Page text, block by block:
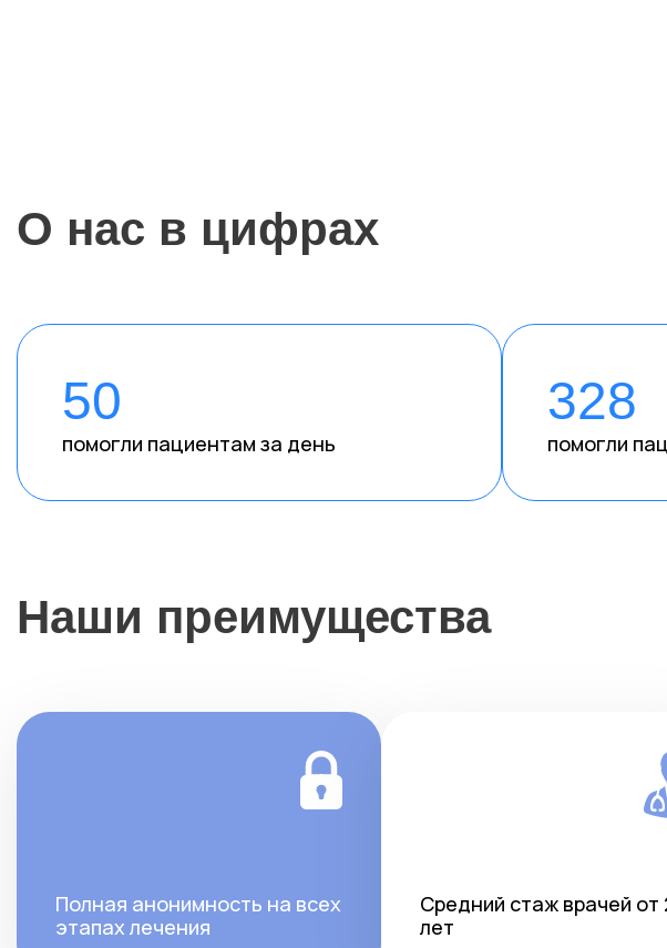
О нас в цифрах
50
помогли пациентам за день
328
помогли
Наши преимущества
Полная анонимность на всех
этапах лечения
Средний стаж врачей от
лет